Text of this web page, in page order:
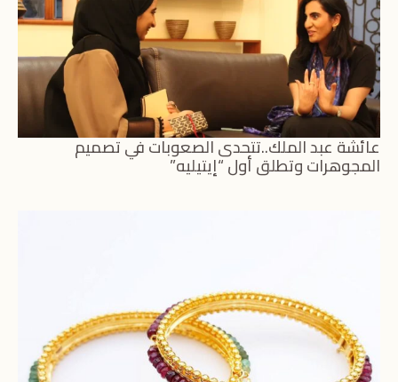
عائشة عبد الملك..تتحدى الصعوبات في تصميم
المجوهرات وتطلق أول “إيتيليه”